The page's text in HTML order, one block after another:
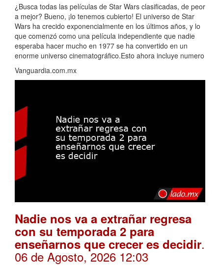
¿Busca todas las películas de Star Wars clasificadas, de peor
a mejor? Bueno, ¡lo tenemos cubierto! El universo de Star
Wars ha crecido exponencialmente en los últimos años, y lo
que comenzó como una película independiente que nadie
esperaba hacer mucho en 1977 se ha convertido en un
enorme universo cinematográfico.Esto ahora incluye numero
Vanguardia.com.mx
Nadie nos va a extrañar regresa
con su temporada 2 para
enseñarnos que crecer es decidir.
06 de Agosto, 2026 12:03